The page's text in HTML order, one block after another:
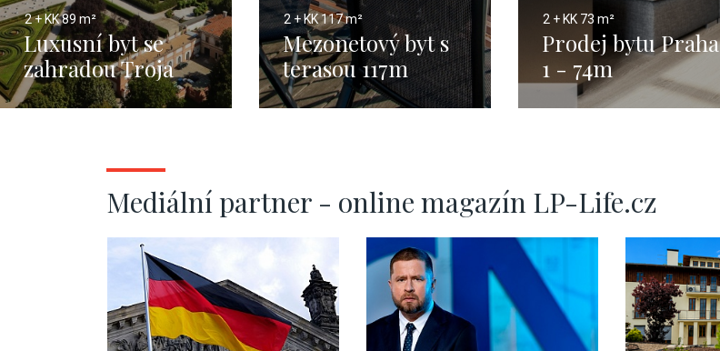
2 + KK89 m²
Luxusní byt se
zahradou Troja
2 + KK117 m²
Mezonetový byt s
terasou 117m
2 + KK 73 m²
Prodej bytu Praha
1 - 74m
Mediální partner - online magazín LP-Life.cz